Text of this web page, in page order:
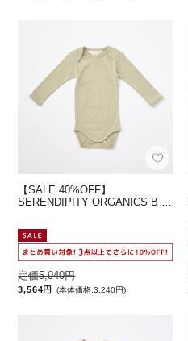
【SALE 40%OFF】
SERENDIPITY ORGANICS B …
定価5,940円
3,564円 (本体価格:3,240円)